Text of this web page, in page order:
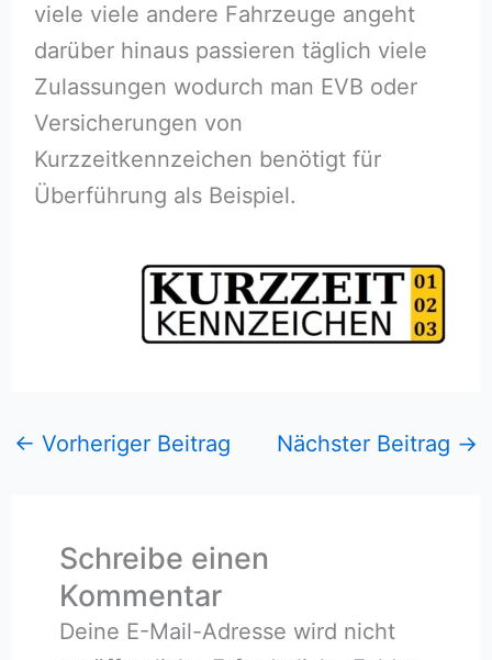
viele viele andere Fahrzeuge angeht
darüber hinaus passieren täglich viele
Zulassungen wodurch man EVB oder
Versicherungen von
Kurzzeitkennzeichen benötigt für
Überführung als Beispiel.
← Vorheriger Beitrag Nächster Beitrag →
Schreibe einen
Kommentar
Deine E-Mail-Adresse wird nicht